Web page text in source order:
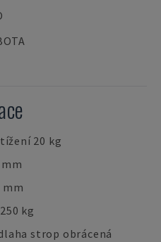
20 kg
kg
strop obrácená